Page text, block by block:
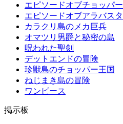
エピソードオブチョッパー
エピソードオブアラバスタ
カラクリ島のメカ巨兵
オマツリ男爵と秘密の島
呪われた聖剣
デットエンドの冒険
珍獣島のチョッパー王国
ねじまき島の冒険
ワンピース
掲示板